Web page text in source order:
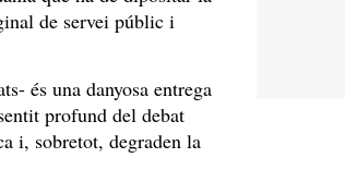
de servei públic i
és una danyosa entrega
profund del debat
i, sobretot, degraden la